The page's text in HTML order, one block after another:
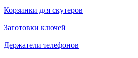
Корзинки для скутеров
Заготовки ключей
Держатели телефонов